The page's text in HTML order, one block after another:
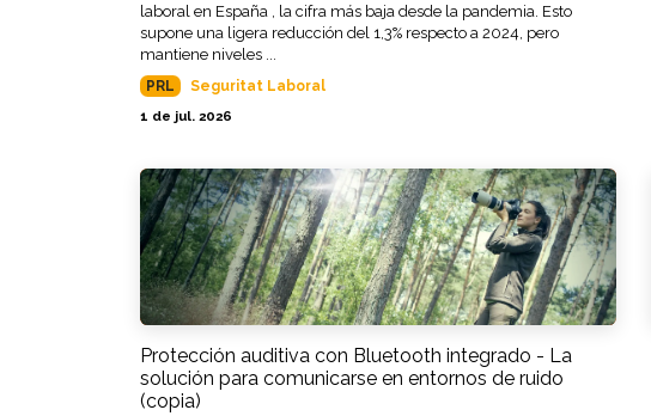
laboral en España , la cifra más baja desde la pandemia. Esto
supone una ligera reducción del 1,3% respecto a 2024, pero
mantiene niveles ...
PRL
Seguritat Laboral
1 de jul. 2026
Protección auditiva con Bluetooth integrado - La
solución para comunicarse en entornos de ruido
(copia)